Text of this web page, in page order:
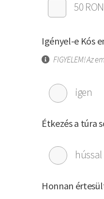
50
Igényel-e Kós
FIGYELEM! Az
igen
Étkezés a túra
hússal
Honnan